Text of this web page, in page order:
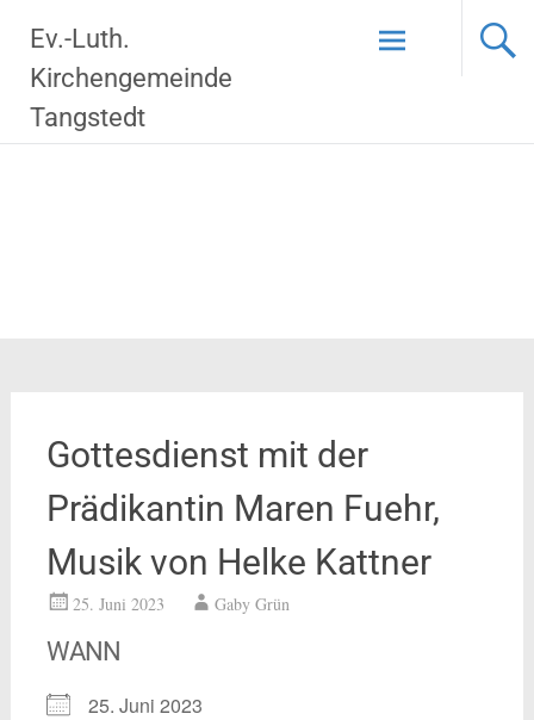
Inhalt
springen
Ev.-Luth.
Kirchengemeinde
Tangstedt
Gottesdienst mit der
Prädikantin Maren Fuehr,
Musik von Helke Kattner
25. Juni 2023 Gaby Grün
WANN
25. Juni 2023